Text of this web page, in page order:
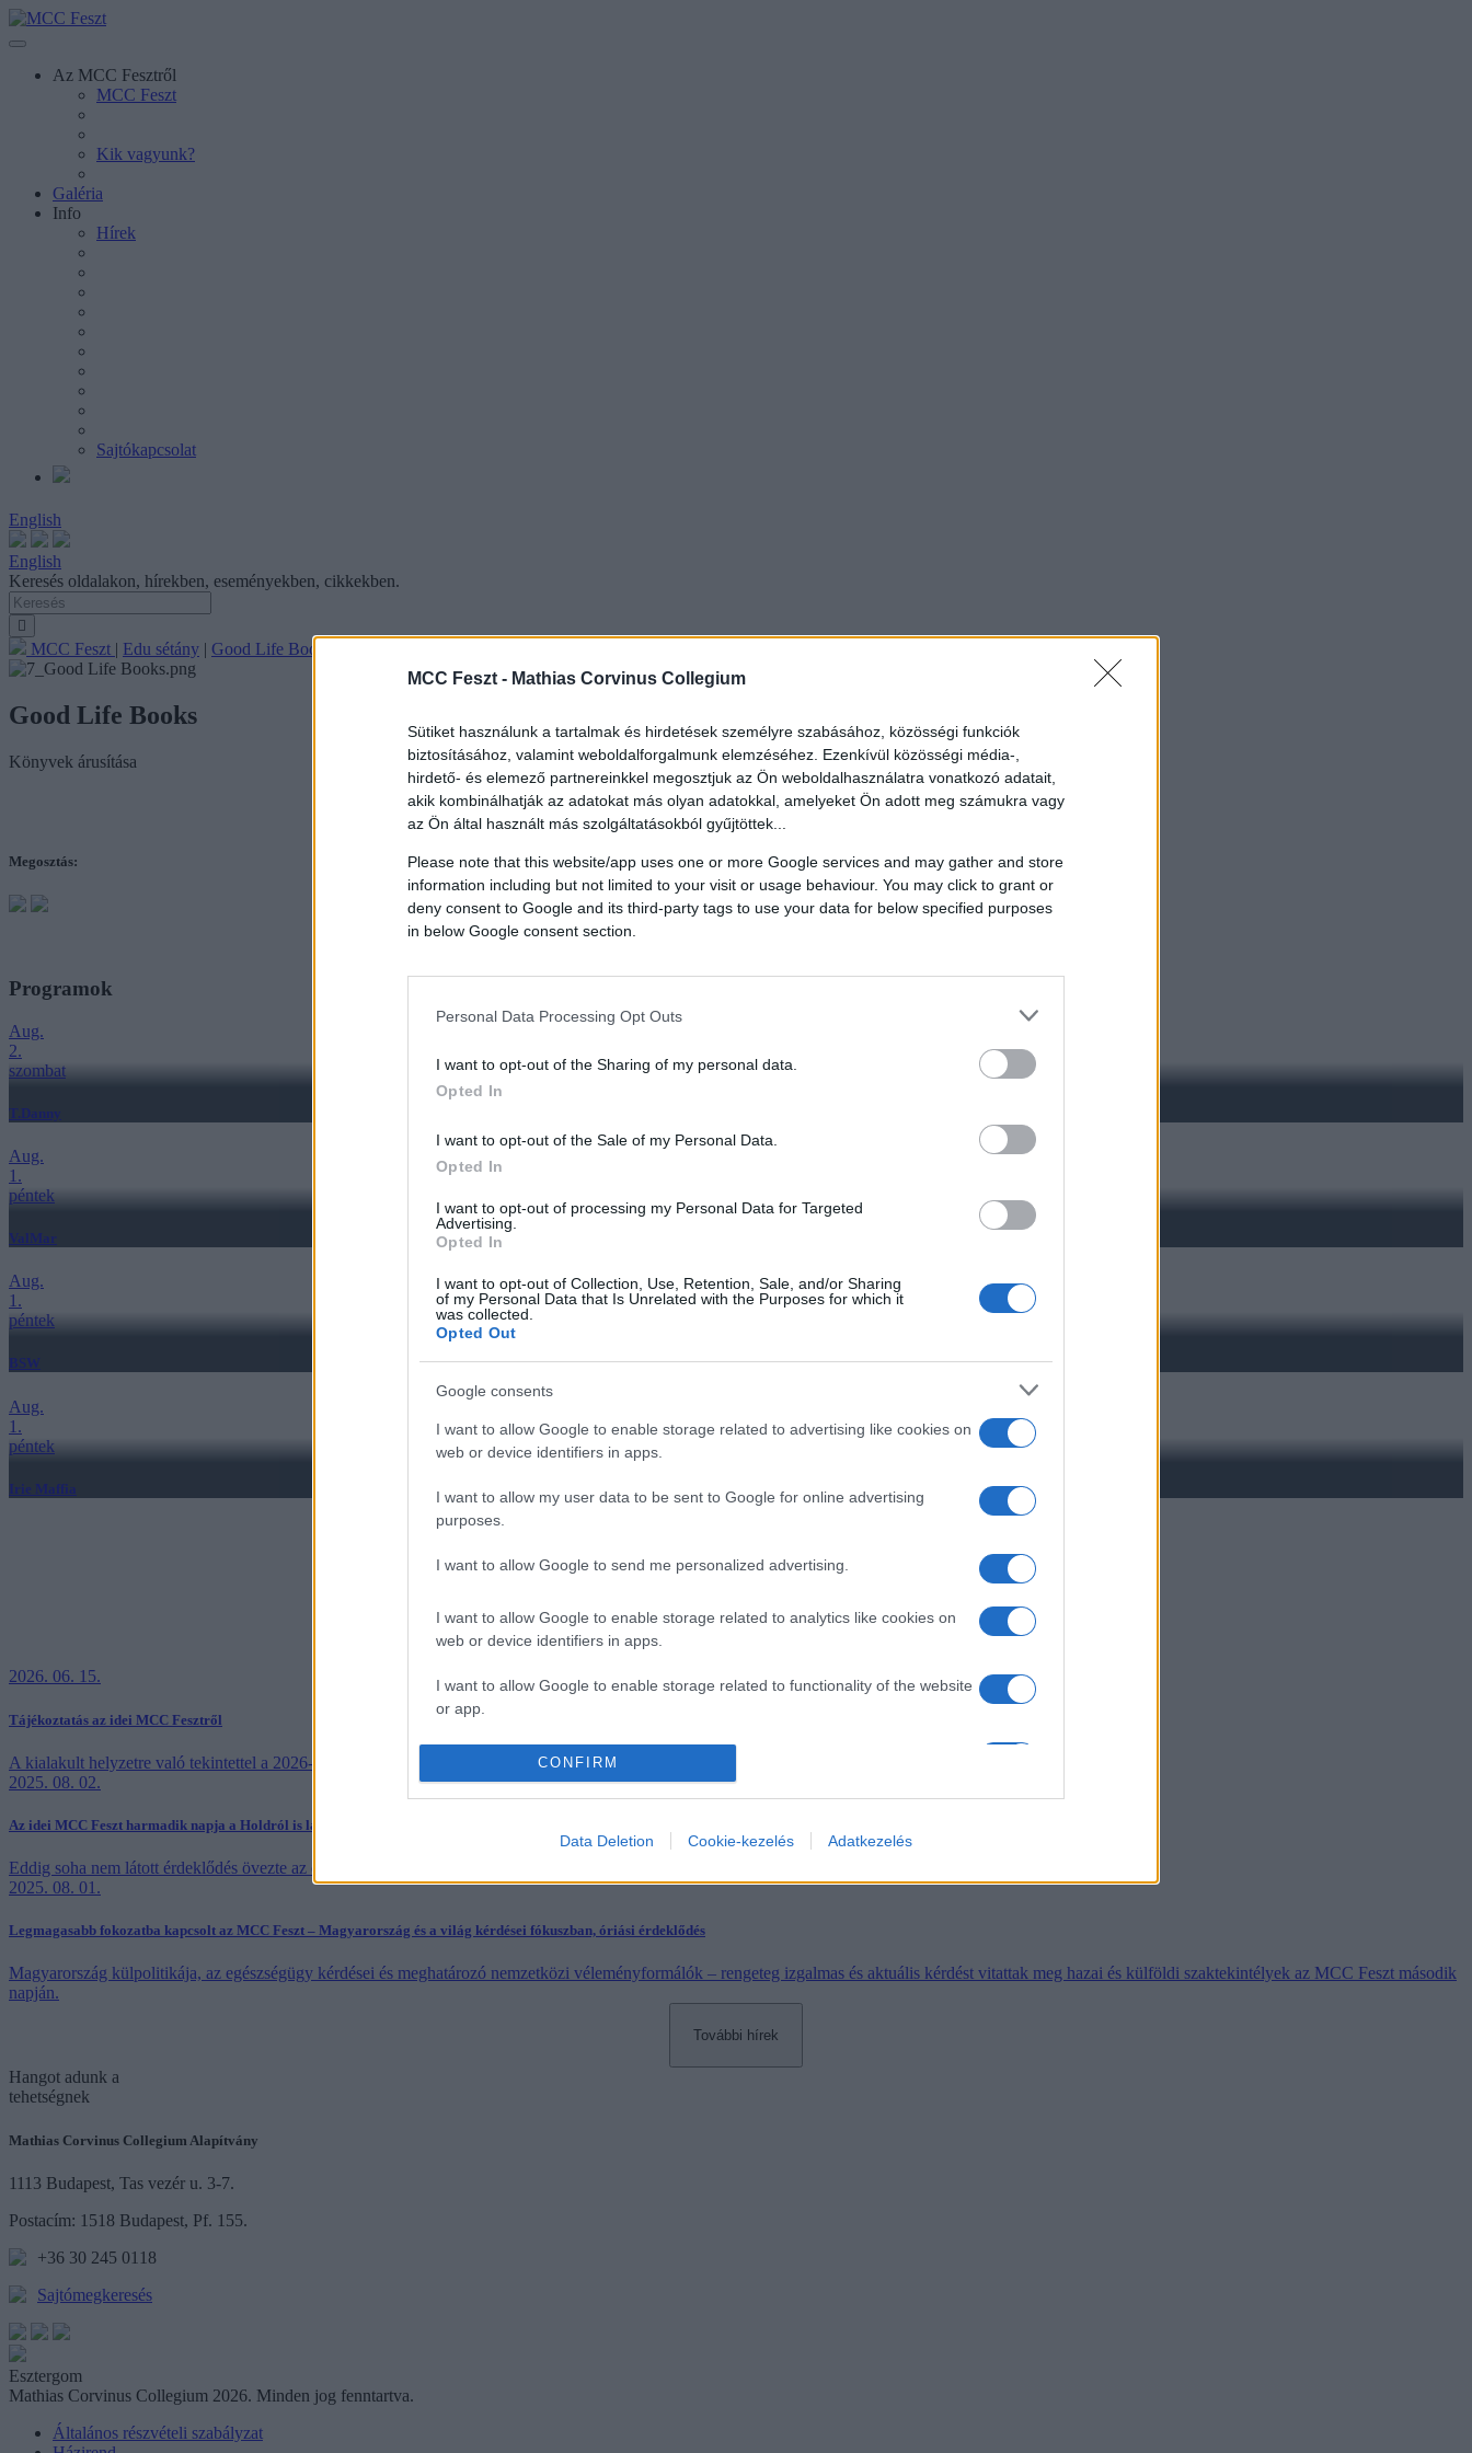
MCC Feszt - Mathias Corvinus Collegium
Sütiket használunk a tartalmak és hirdetések személyre szabásához, közösségi funkciók
biztosításához, valamint weboldalforgalmunk elemzéséhez. Ezenkívül közösségi média-,
hirdető- és elemező partnereinkkel megosztjuk az Ön weboldalhasználatra vonatkozó adatait,
akik kombinálhatják az adatokat más olyan adatokkal, amelyeket Ön adott meg számukra vagy
az Ön által használt más szolgáltatásokból gyűjtöttek...
Please note that this website/app uses one or more Google services and may gather and store
information including but not limited to your visit or usage behaviour. You may click to grant or
deny consent to Google and its third-party tags to use your data for below specified purposes
in below Google consent section.
Personal Data Processing Opt Outs
I want to opt-out of the Sharing of my personal data.
Opted In
I want to opt-out of the Sale of my Personal Data.
Opted In
I want to opt-out of processing my Personal Data for Targeted
Advertising.
Opted In
I want to opt-out of Collection, Use, Retention, Sale, and/or Sharing
of my Personal Data that Is Unrelated with the Purposes for which it
was collected.
Opted Out
Google consents
I want to allow Google to enable storage related to advertising like cookies on
web or device identifiers in apps.
I want to allow my user data to be sent to Google for online advertising
purposes.
I want to allow Google to send me personalized advertising.
I want to allow Google to enable storage related to analytics like cookies on
web or device identifiers in apps.
I want to allow Google to enable storage related to functionality of the website
or app.
I want to allow Google to enable storage related to personalization.
authentication functionality and fraud prevention, and other user protection.
CONFIRM
Data Deletion Cookie-kezelés Adatkezelés
Az MCC Fesztről
MCC Feszt
Kik vagyunk?
Galéria
Info
Hírek
Sajtókapcsolat
English
English
Keresés oldalakon, hírekben, eseményekben, cikkekben.
MCC Feszt | Edu sétány | Good Life Books
Good Life Books
Könyvek árusítása
Megosztás:
Programok
Aug.
2.
szombat
T.Danny
Aug.
1.
péntek
ValMar
Aug.
1.
péntek
BSW
Aug.
1.
péntek
Irie Maffia
A program folyamatosan frissül. A programváltozás jogát fenntartjuk.
2026. 06. 15.
Tájékoztatás az idei MCC Fesztről
A kialakult helyzetre való tekintettel a 2026-os MCC Feszt nem kerül megrendezésre.
2025. 08. 02.
Az idei MCC Feszt harmadik napja a Holdról is látszott – miniszterelnöki értékelő és exkluzív külföldi előadások
Eddig soha nem látott érdeklődés övezte az ötödik MCC Feszten megrendezett szakmai előadásokat.
2025. 08. 01.
Legmagasabb fokozatba kapcsolt az MCC Feszt – Magyarország és a világ kérdései fókuszban, óriási érdeklődés
Magyarország külpolitikája, az egészségügy kérdései és meghatározó nemzetközi véleményformálók – rengeteg izgalmas és aktuális kérdést vitattak meg hazai és külföldi szaktekintélyek az MCC Feszt második
napján.
További hírek
Hangot adunk a
tehetségnek
Mathias Corvinus Collegium Alapítvány
1113 Budapest, Tas vezér u. 3-7.
Postacím: 1518 Budapest, Pf. 155.
+36 30 245 0118
Sajtómegkeresés
Esztergom
Mathias Corvinus Collegium 2026. Minden jog fenntartva.
Általános részvételi szabályzat